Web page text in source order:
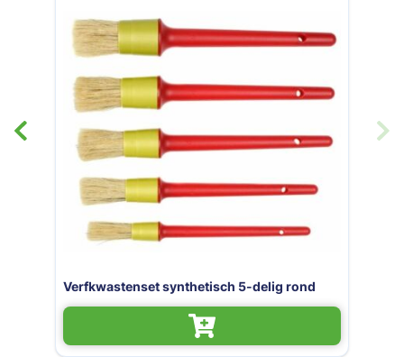
Verfkwastenset synthetisch 5-delig